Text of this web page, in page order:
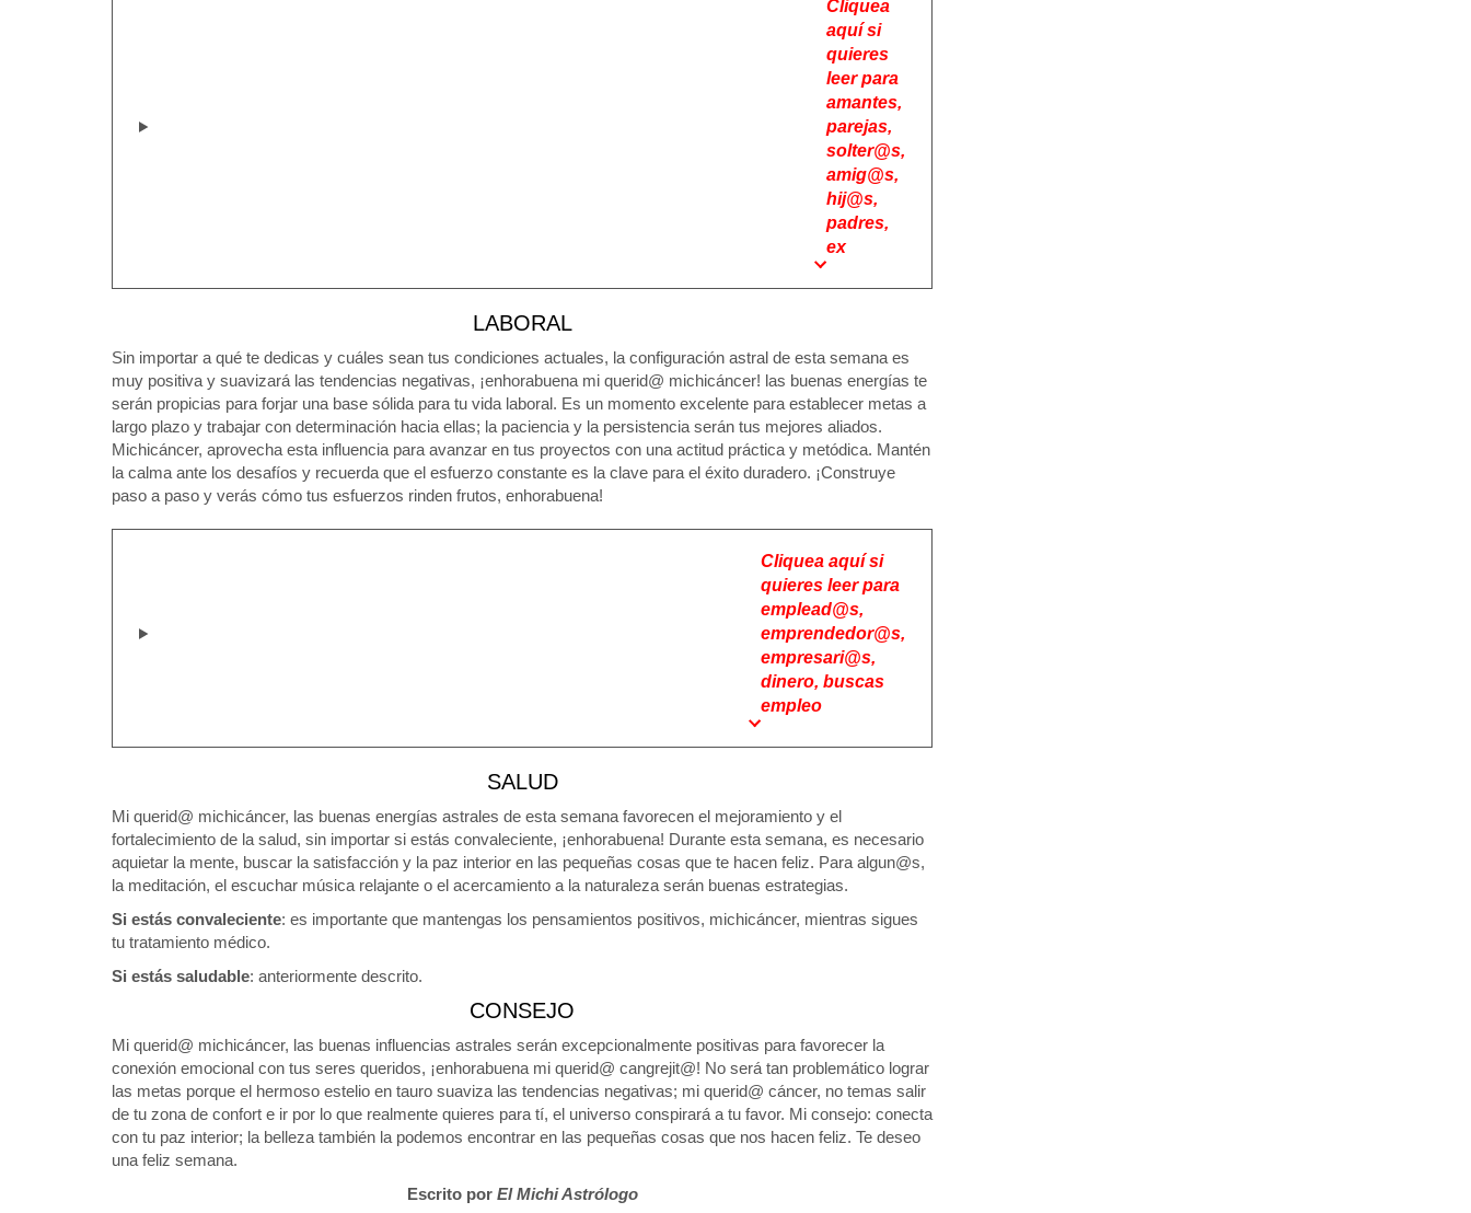
Cliquea
aquí si
quieres
leer para
amantes,
parejas,
solter@s,
amig@s,
hij@s,
padres,
ex
LABORAL
Sin importar a qué te dedicas y cuáles sean tus condiciones actuales, la configuración astral de esta semana es
muy positiva y suavizará las tendencias negativas, ¡enhorabuena mi querid@ michicáncer! las buenas energías te
serán propicias para forjar una base sólida para tu vida laboral. Es un momento excelente para establecer metas a
largo plazo y trabajar con determinación hacia ellas; la paciencia y la persistencia serán tus mejores aliados.
Michicáncer, aprovecha esta influencia para avanzar en tus proyectos con una actitud práctica y metódica. Mantén
la calma ante los desafíos y recuerda que el esfuerzo constante es la clave para el éxito duradero. ¡Construye
paso a paso y verás cómo tus esfuerzos rinden frutos, enhorabuena!
Cliquea aquí si
quieres leer para
emplead@s,
emprendedor@s,
empresari@s,
dinero, buscas
empleo
SALUD
Mi querid@ michicáncer, las buenas energías astrales de esta semana favorecen el mejoramiento y el
fortalecimiento de la salud, sin importar si estás convaleciente, ¡enhorabuena! Durante esta semana, es necesario
aquietar la mente, buscar la satisfacción y la paz interior en las pequeñas cosas que te hacen feliz. Para algun@s,
la meditación, el escuchar música relajante o el acercamiento a la naturaleza serán buenas estrategias.
Si estás convaleciente: es importante que mantengas los pensamientos positivos, michicáncer, mientras sigues
tu tratamiento médico.
Si estás saludable: anteriormente descrito.
CONSEJO
Mi querid@ michicáncer, las buenas influencias astrales serán excepcionalmente positivas para favorecer la
conexión emocional con tus seres queridos, ¡enhorabuena mi querid@ cangrejit@! No será tan problemático lograr
las metas porque el hermoso estelio en tauro suaviza las tendencias negativas; mi querid@ cáncer, no temas salir
de tu zona de confort e ir por lo que realmente quieres para tí, el universo conspirará a tu favor. Mi consejo: conecta
con tu paz interior; la belleza también la podemos encontrar en las pequeñas cosas que nos hacen feliz. Te deseo
una feliz semana.
Escrito por El Michi Astrólogo